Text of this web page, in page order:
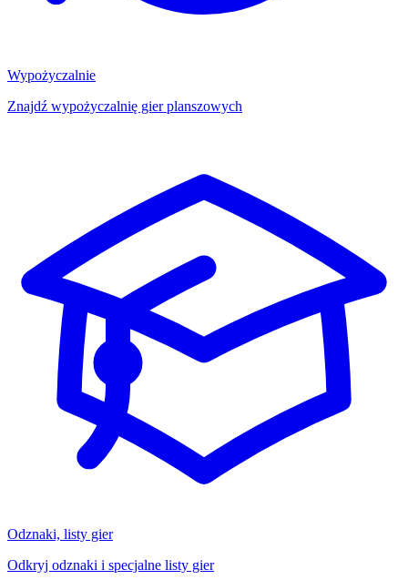
Wypożyczalnie
Znajdź wypożyczalnię gier planszowych
Odznaki, listy gier
Odkryj odznaki i specjalne listy gier